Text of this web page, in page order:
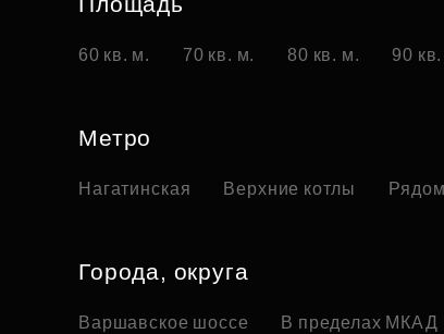
60 кв. м. 70 кв. м. 80 кв. м. 90
Метро
Нагатинская Верхние котлы
Города, округа
Варшавское шоссе В пределах МКАД